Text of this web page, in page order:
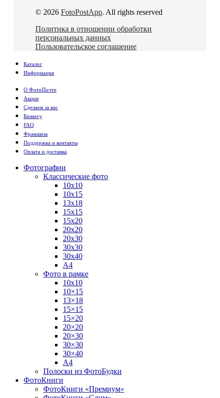
© 2026 FotoPostApp. All rights reserved
Политика в отношении обработки
персональных данных
Пользовательское соглашение
Каталог
Информация
О ФотоПочте
Акции
Сделаем за вас
Бизнесу
FAQ
Франшиза
Поддержка и контакты
Оплата и доставка
Фотографии
Классические фото
10х10
10х15
13х18
15х15
15х20
20х20
20х30
30х30
30х40
А4
Фото в рамке
10х10
10×15
13×18
15×15
15×20
20×20
20×30
30×30
30×40
A4
Полоски из ФотоБудки
ФотоКниги
ФотоКниги «Премиум»